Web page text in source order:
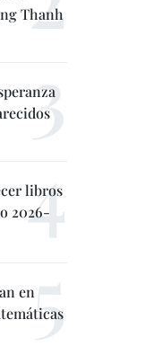
Thanh
libros
2026-
en